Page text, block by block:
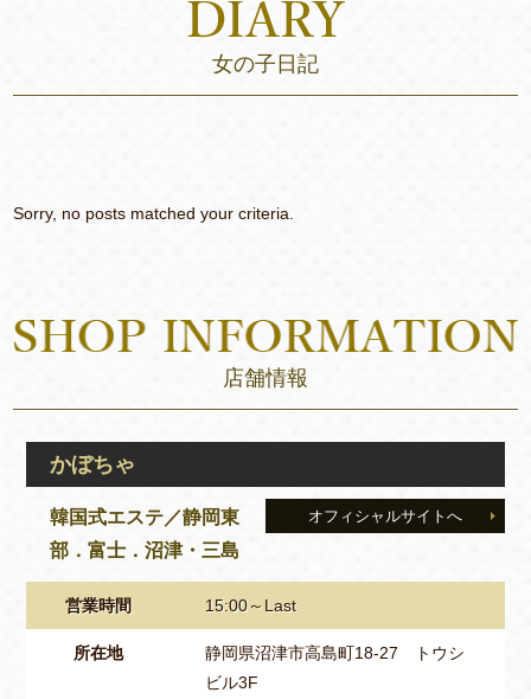
女の子日記
Sorry, no posts matched your criteria.
店舗情報
かぼちゃ
オフィシャルサイトへ
韓国式エステ／静岡東
部．富士．沼津・三島
営業時間 15:00～Last
所在地
静岡県沼津市高島町18-27 トウシ
ビル3F